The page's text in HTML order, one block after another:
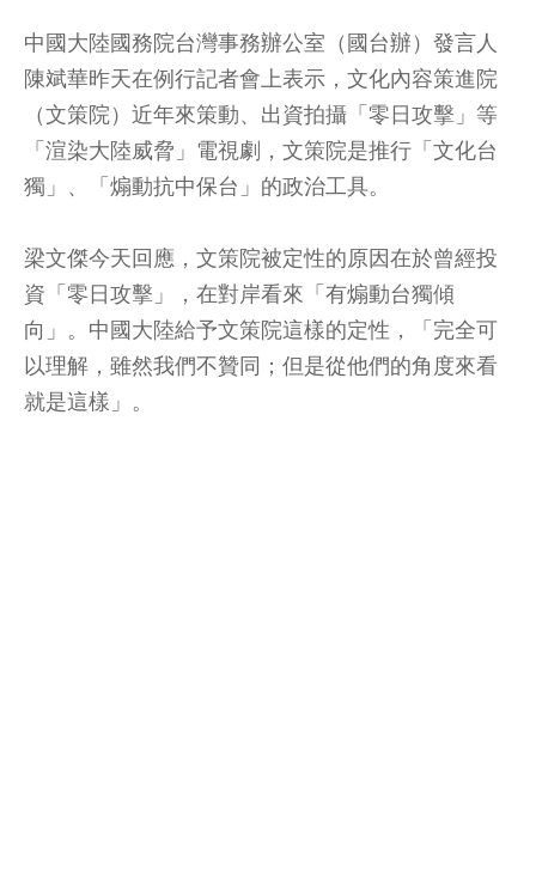
中國大陸國務院台灣事務辦公室（國台辦）發言人
陳斌華昨天在例行記者會上表示，文化內容策進院
（文策院）近年來策動、出資拍攝「零日攻擊」等
「渲染大陸威脅」電視劇，文策院是推行「文化台
獨」、「煽動抗中保台」的政治工具。
梁文傑今天回應，文策院被定性的原因在於曾經投
資「零日攻擊」，在對岸看來「有煽動台獨傾
向」。中國大陸給予文策院這樣的定性，「完全可
以理解，雖然我們不贊同；但是從他們的角度來看
就是這樣」。